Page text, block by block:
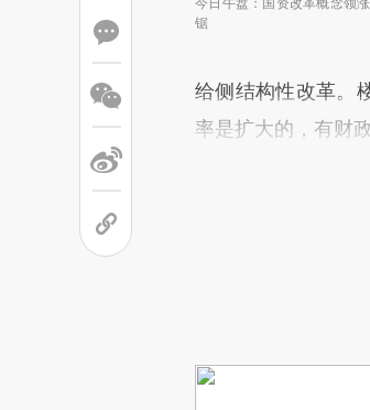
锯
给侧结构性改革。
率是扩大的，有财政